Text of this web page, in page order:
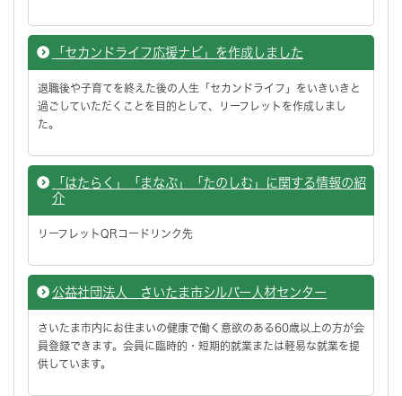
「セカンドライフ応援ナビ」を作成しました
退職後や子育てを終えた後の人生「セカンドライフ」をいきいきと
過ごしていただくことを目的として、リーフレットを作成しまし
た。
「はたらく」「まなぶ」「たのしむ」に関する情報の紹
介
リーフレットQRコードリンク先
公益社団法人 さいたま市シルバー人材センター
さいたま市内にお住まいの健康で働く意欲のある60歳以上の方が会
員登録できます。会員に臨時的・短期的就業または軽易な就業を提
供しています。